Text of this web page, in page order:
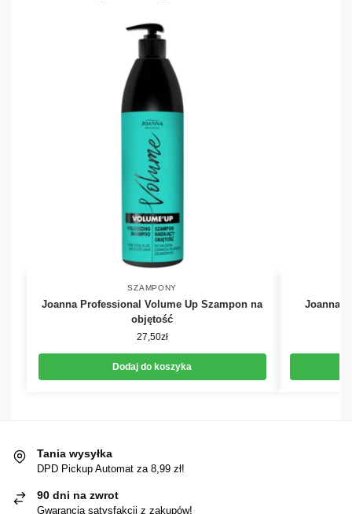
SZAMPONY
Joanna Professional Volume Up Szampon na
objętość
27,50zł
Dodaj do koszyka
Joanna
Tania wysyłka
DPD Pickup Automat za 8,99 zł!
90 dni na zwrot
Gwarancja satysfakcji z zakupów!